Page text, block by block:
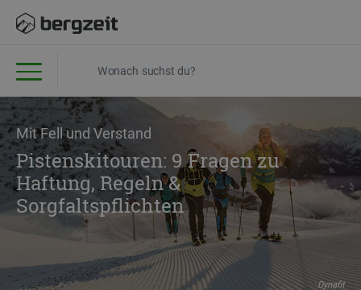
Mit Fell und Verstand
Pistenskitouren: 9 Fragen zu
Haftung, Regeln &
Sorgfaltspflichten
Dynafit